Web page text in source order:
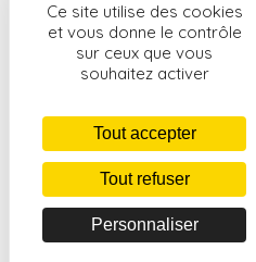
Ce site utilise des cookies
et vous donne le contrôle
sur ceux que vous
souhaitez activer
Tout accepter
Tout refuser
Personnaliser
Infos projet
Livraison : Octobre 2017
M.O. : Mairie de Saint
Surface : 9 380 m²
Montant Travaux : 167 200
Mission : Complète
Collaboration T. Leverrier,